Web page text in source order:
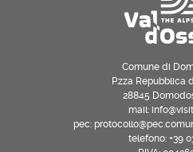
Comune di
P.zza Repubblica
28845
mail:
pec:
telefono: +39